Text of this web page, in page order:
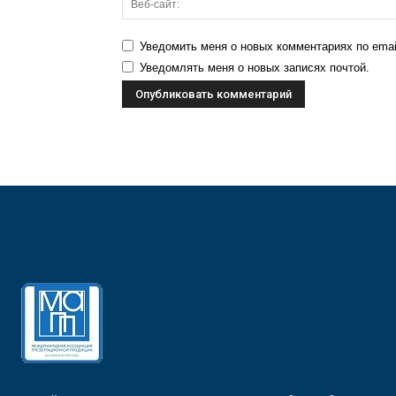
Уведомить меня о новых комментариях по
Уведомлять меня о новых записях почтой.